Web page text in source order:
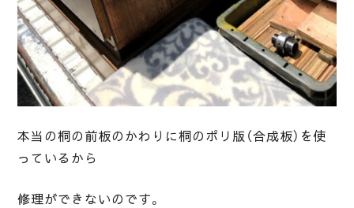
本当の桐の前板のかわりに桐のポリ版（合成板）を使
っているから
修理ができないのです。